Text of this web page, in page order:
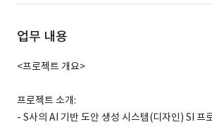
업무 내용
<프로젝트 개요>
프로젝트 소개:
- S사의 AI 기반 도안 생성 시스템(디자인) SI 프